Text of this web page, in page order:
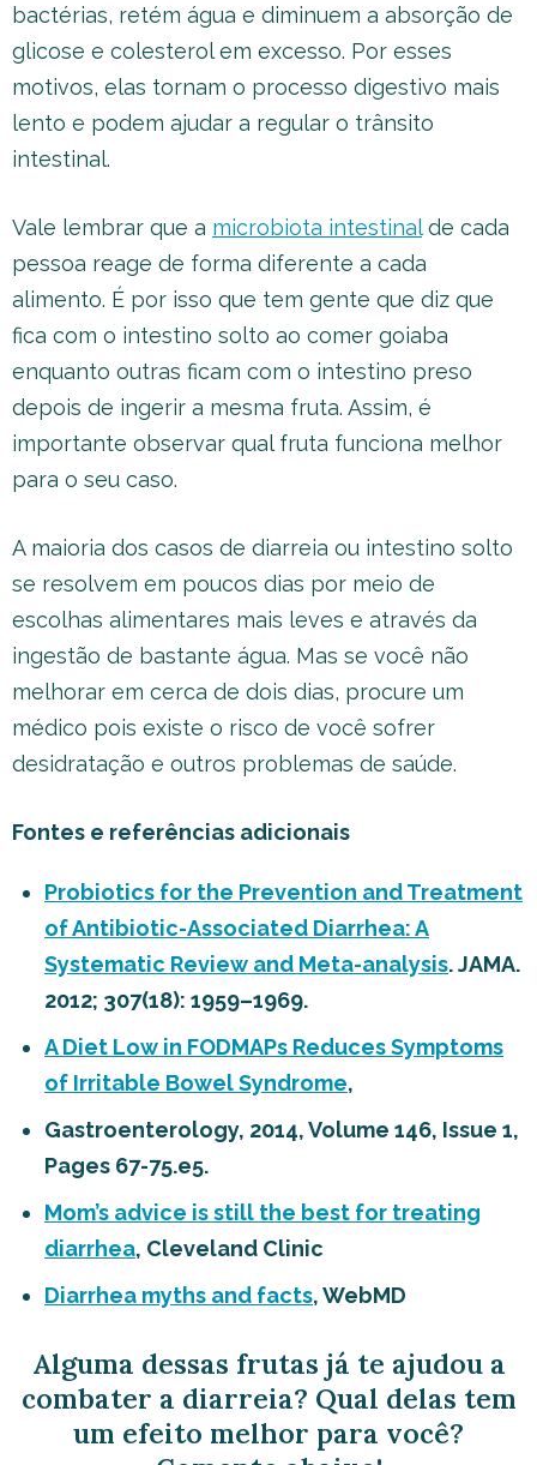
bactérias, retém água e diminuem a absorção de
glicose e colesterol em excesso. Por esses
motivos, elas tornam o processo digestivo mais
lento e podem ajudar a regular o trânsito
intestinal.
Vale lembrar que a microbiota intestinalde cada
pessoa reage de forma diferente a cada
alimento. É por isso que tem gente que diz que
fica com o intestino solto ao comer goiaba
enquanto outras ficam com o intestino preso
depois de ingerir a mesma fruta. Assim, é
importante observar qual fruta funciona melhor
para o seu caso.
A maioria dos casos de diarreia ou intestino solto
se resolvem em poucos dias por meio de
escolhas alimentares mais leves e através da
ingestão de bastante água. Mas se você não
melhorar em cerca de dois dias, procure um
médico pois existe o risco de você sofrer
desidratação e outros problemas de saúde.
Fontes e referências adicionais
Probiotics for the Prevention and Treatment
of Antibiotic-Associated Diarrhea: A
Systematic Review and Meta-analysis. JAMA.
2012; 307(18): 1959–1969.
A Diet Low in FODMAPs Reduces Symptoms
of Irritable Bowel Syndrome,
Gastroenterology, 2014, Volume 146, Issue 1,
Pages 67-75.e5.
Mom’s advice is still the best for treating
diarrhea, Cleveland Clinic
Diarrhea myths and facts, WebMD
Alguma dessas frutas já te ajudou a
combater a diarreia? Qual delas tem
um efeito melhor para você?